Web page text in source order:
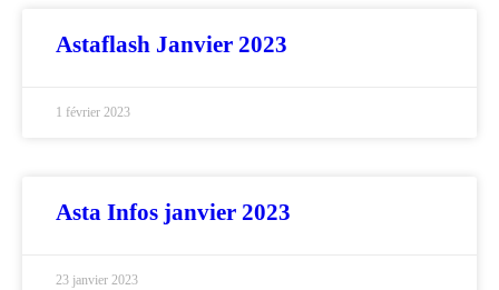
Astaflash Janvier 2023
1 février 2023
Asta Infos janvier 2023
23 janvier 2023